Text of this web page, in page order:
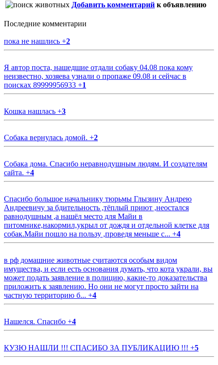
Добавить комментарий к объявлению
Последние комментарии
пока не нашлись +2
Я автор поста, нашедшие отдали собаку 04.08 пока кому
неизвестно, хозяева узнали о пропаже 09.08 и сейчас в
поисках 89999956933 +1
Кошка нашлась +3
Собака вернулась домой. +2
Собака дома. Спасибо неравнодушным людям. И создателям
сайта. +4
Спасибо большое начальнику тюрьмы Глызину Андрею
Андреевичу за бдительность ,тёплый приют ,неостался
равнодушным ,а нашёл место для Майи в
питомнике,накормил,укрыл от дождя и отдельной клетке для
собак.Майи пошло на пользу ,проведя меньше с... +4
в рф домашние животные считаются особым видом
имущества, и если есть основания думать, что кота украли, вы
может подать заявление в полицию, какие-то доказательства
приложить к заявлению. Но они не могут просто зайти на
частную территорию б... +4
Нашелся. Спасибо +4
КУЗЮ НАШЛИ !!! СПАСИБО ЗА ПУБЛИКАЦИЮ !!! +5